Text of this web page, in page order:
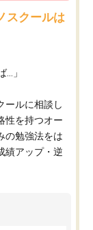
スクールは
…」
ールに相談し
性を持つオー
の勉強法をは
績アップ・逆